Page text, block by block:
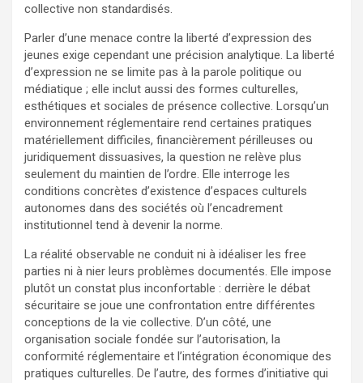
collective non standardisés.
Parler d’une menace contre la liberté d’expression des
jeunes exige cependant une précision analytique. La liberté
d’expression ne se limite pas à la parole politique ou
médiatique ; elle inclut aussi des formes culturelles,
esthétiques et sociales de présence collective. Lorsqu’un
environnement réglementaire rend certaines pratiques
matériellement difficiles, financièrement périlleuses ou
juridiquement dissuasives, la question ne relève plus
seulement du maintien de l’ordre. Elle interroge les
conditions concrètes d’existence d’espaces culturels
autonomes dans des sociétés où l’encadrement
institutionnel tend à devenir la norme.
La réalité observable ne conduit ni à idéaliser les free
parties ni à nier leurs problèmes documentés. Elle impose
plutôt un constat plus inconfortable : derrière le débat
sécuritaire se joue une confrontation entre différentes
conceptions de la vie collective. D’un côté, une
organisation sociale fondée sur l’autorisation, la
conformité réglementaire et l’intégration économique des
pratiques culturelles. De l’autre, des formes d’initiative qui